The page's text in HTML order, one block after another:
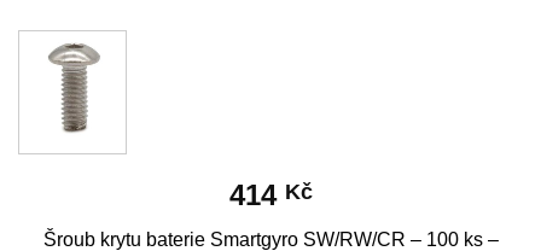
414 Kč
Šroub krytu baterie Smartgyro SW/RW/CR – 100 ks –